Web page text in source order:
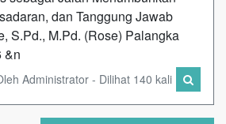
dan Tanggung Jawab
S.Pd., M.Pd. (Rose) Palangka
&n
Administrator - Dilihat 140 kali